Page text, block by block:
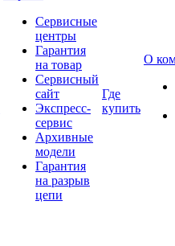
Сервисные
центры
Гарантия
на товар
Сервисный
сайт
Экспресс-
сервис
Архивные
модели
Гарантия
на разрыв
цепи
Где
купить
О